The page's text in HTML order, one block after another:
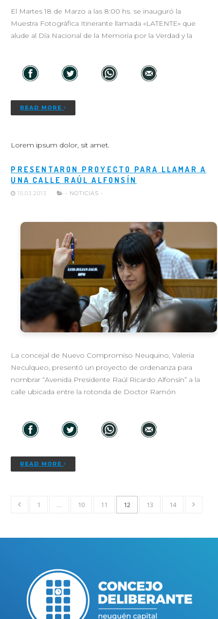
El Martes 18 de Marzo a las 8:00 hs. se inauguró la
Muestra Fotográfica Itinerante llamada «LATENTE» que
alude al Día Nacional de la Memoria por la Verdad y la
READ MORE
Lorem ipsum dolor, sit amet.
PRESENTARON PROYECTO PARA LLAMAR A
UNA CALLE RAÚL ALFONSÍN
15.03.2013 - NOTICIAS -
La concejal de Nuevo Compromiso Neuquino, Valeria
Neculqueo, presentó un proyecto de ordenanza para
nombrar “Avenida Presidente Raúl Ricardo Alfonsín” a la
calle ubicada entre la rotonda de Doctor Ramón
READ MORE
1 … 10 11 12 13 14